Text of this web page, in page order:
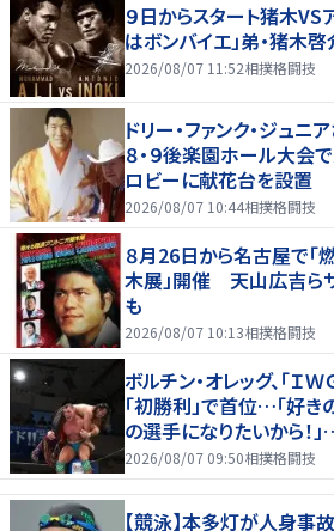
９日からスタート猪木VS
はボンバイエ」弟・猪木
2026/08/07 11:52相撲格闘技
ドリー・ファンク・ジュニ
８・９後楽園ホール大
ロビーに献花台を設置
2026/08/07 10:44相撲格闘技
８月26日から名古屋で「
木展」開催 天山広吉ら
も
2026/08/07 10:13相撲格闘技
ボルチン・オレッグ、「Ｉ
「初勝利」で首位…「好
の選手になりたいから！
2026/08/07 09:50相撲格闘技
【競泳】本多灯が人身事